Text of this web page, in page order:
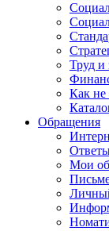
Труд и
Как не
Обращения
Мои